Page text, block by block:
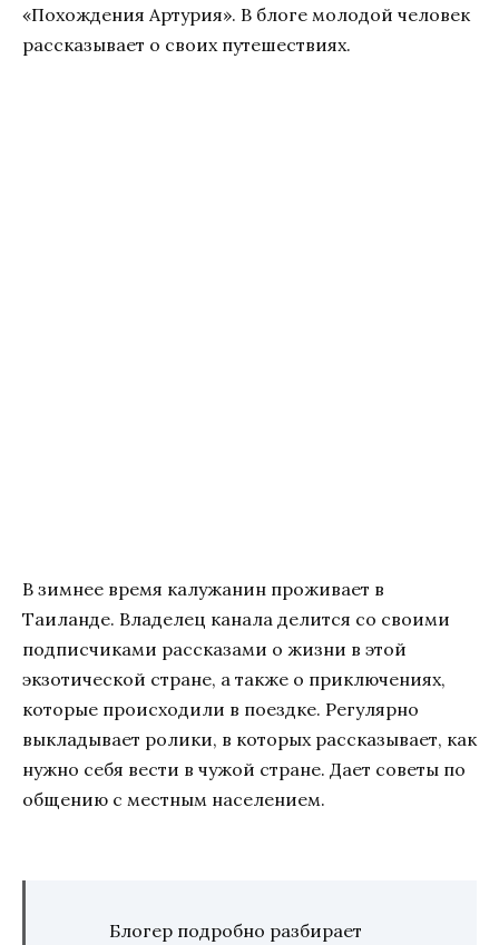
«Похождения Артурия». В блоге молодой человек
рассказывает о своих путешествиях.
В зимнее время калужанин проживает в
Таиланде. Владелец канала делится со своими
подписчиками рассказами о жизни в этой
экзотической стране, а также о приключениях,
которые происходили в поездке. Регулярно
выкладывает ролики, в которых рассказывает, как
нужно себя вести в чужой стране. Дает советы по
общению с местным населением.
Блогер подробно разбирает